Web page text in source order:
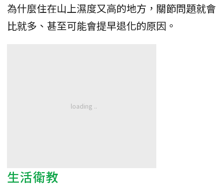
為什麼住在山上濕度又高的地方，關節問題就會
比就多、甚至可能會提早退化的原因。
生活衛教